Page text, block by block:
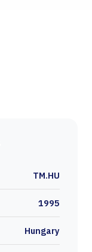
TM.HU
1995
Hungary